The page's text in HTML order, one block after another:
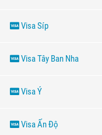
Visa Síp
Visa Tây Ban Nha
Visa Ý
Visa Ấn Độ